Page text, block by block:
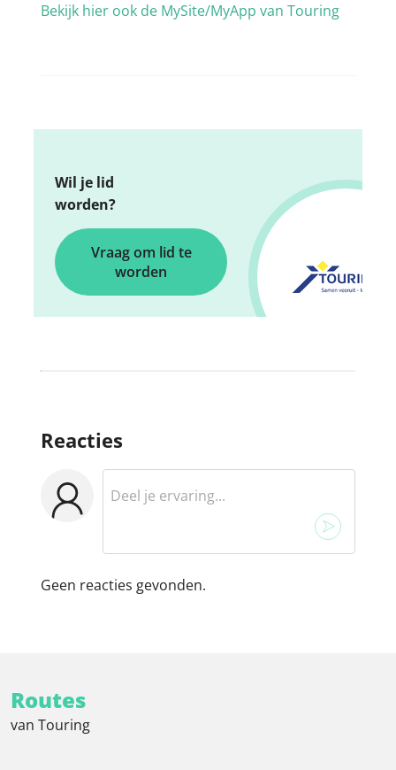
Bekijk hier ook de MySite/MyApp van Touring
Wil je lid
worden?
Vraag om lid te
worden
Reacties
Geen reacties gevonden.
Routes
van Touring